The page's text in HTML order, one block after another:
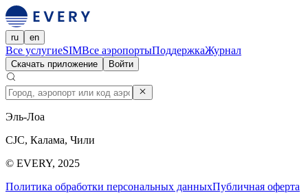
ru en
Все услугиeSIMВсе аэропортыПоддержкаЖурнал
Скачать приложение Войти
Эль-Лоа
CJC, Калама, Чили
© EVERY, 2025
Политика обработки персональных данныхПубличная оферта